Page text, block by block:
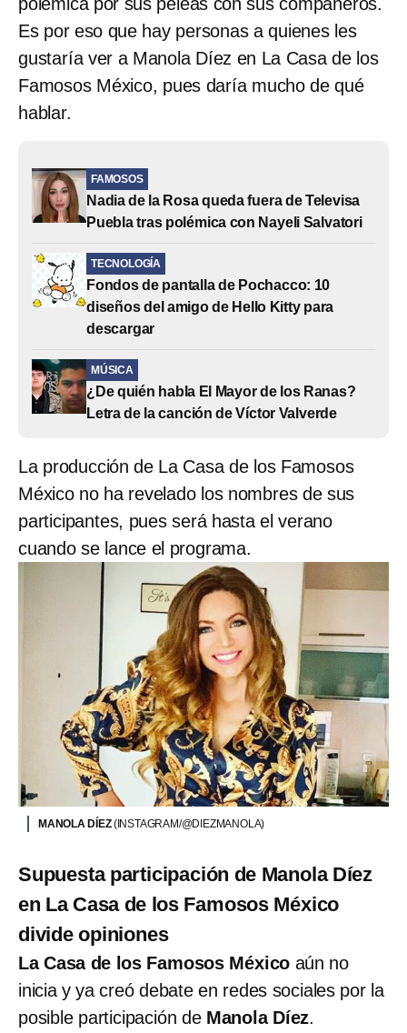
Es por eso que hay personas a quienes les
gustaría ver a Manola Díez en La Casa de los
Famosos México, pues daría mucho de qué
hablar.
FAMOSOS
Nadia de la Rosa queda fuera de Televisa
Puebla tras polémica con Nayeli Salvatori
TECNOLOGÍA
Fondos de pantalla de Pochacco: 10
diseños del amigo de Hello Kitty para
descargar
MÚSICA
¿De quién habla El Mayor de los Ranas?
Letra de la canción de Víctor Valverde
La producción de La Casa de los Famosos
México no ha revelado los nombres de sus
participantes, pues será hasta el verano
cuando se lance el programa.
MANOLA DÍEZ(INSTAGRAM/@DIEZMANOLA)
Supuesta participación de Manola Díez
en La Casa de los Famosos México
divide opiniones
La Casa de los Famosos México aún no
inicia y ya creó debate en redes sociales por la
posible participación de Manola Díez.